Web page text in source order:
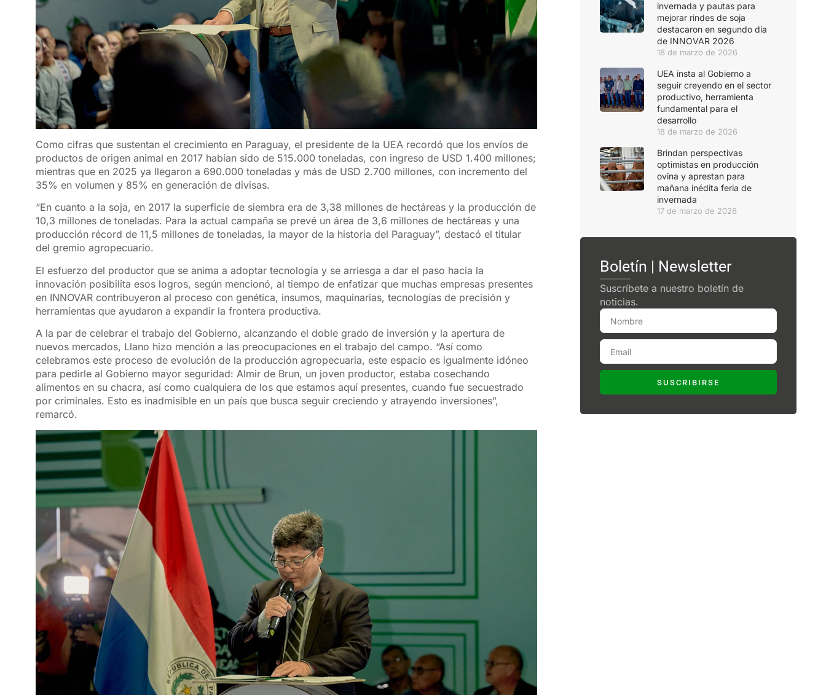
Como cifras que sustentan el crecimiento en Paraguay, el presidente de la UEA recordó que los envíos de
productos de origen animal en 2017 habían sido de 515.000 toneladas, con ingreso de USD 1.400 millones;
mientras que en 2025 ya llegaron a 690.000 toneladas y más de USD 2.700 millones, con incremento del
35% en volumen y 85% en generación de divisas.
“En cuanto a la soja, en 2017 la superficie de siembra era de 3,38 millones de hectáreas y la producción de
10,3 millones de toneladas. Para la actual campaña se prevé un área de 3,6 millones de hectáreas y una
producción récord de 11,5 millones de toneladas, la mayor de la historia del Paraguay”, destacó el titular
del gremio agropecuario.
El esfuerzo del productor que se anima a adoptar tecnología y se arriesga a dar el paso hacia la
innovación posibilita esos logros, según mencionó, al tiempo de enfatizar que muchas empresas presentes
en INNOVAR contribuyeron al proceso con genética, insumos, maquinarias, tecnologías de precisión y
herramientas que ayudaron a expandir la frontera productiva.
A la par de celebrar el trabajo del Gobierno, alcanzando el doble grado de inversión y la apertura de
nuevos mercados, Llano hizo mención a las preocupaciones en el trabajo del campo. “Así como
celebramos este proceso de evolución de la producción agropecuaria, este espacio es igualmente idóneo
para pedirle al Gobierno mayor seguridad: Almir de Brun, un joven productor, estaba cosechando
alimentos en su chacra, así como cualquiera de los que estamos aquí presentes, cuando fue secuestrado
por criminales. Esto es inadmisible en un país que busca seguir creciendo y atrayendo inversiones”,
remarcó.
invernada y pautas para
mejorar rindes de soja
destacaron en segundo día
de INNOVAR 2026
18 de marzo de 2026
UEA insta al Gobierno a
seguir creyendo en el sector
productivo, herramienta
fundamental para el
desarrollo
18 de marzo de 2026
Brindan perspectivas
optimistas en producción
ovina y aprestan para
mañana inédita feria de
invernada
17 de marzo de 2026
Boletín | Newsletter
Suscríbete a nuestro boletín de
noticias.
SUSCRIBIRSE